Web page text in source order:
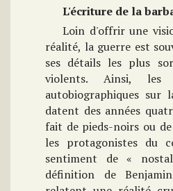
L'écriture de la
Loin d'offrir une
réalité, la guerre est
ses détails les plus
violents. Ainsi, les
autobiographiques sur
datent des années
fait de pieds-noirs ou
les protagonistes du
sentiment de «
définition de